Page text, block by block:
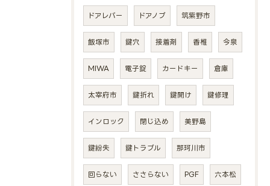
ドアレバー ドアノブ 筑紫野市
飯塚市 鍵穴 接着剤 香椎 今泉
MIWA 電子錠 カードキー 倉庫
太宰府市 鍵折れ 鍵開け 鍵修理
インロック 閉じ込め 美野島
鍵紛失 鍵トラブル 那珂川市
回らない ささらない PGF 六本松